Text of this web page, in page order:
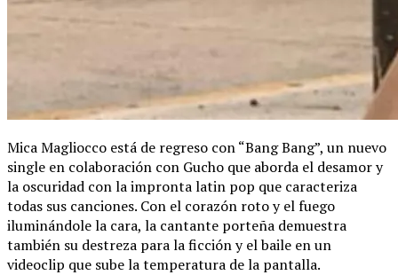
Mica Magliocco está de regreso con “Bang Bang”, un nuevo
single en colaboración con Gucho que aborda el desamor y
la oscuridad con la impronta latin pop que caracteriza
todas sus canciones. Con el corazón roto y el fuego
iluminándole la cara, la cantante porteña demuestra
también su destreza para la ficción y el baile en un
videoclip que sube la temperatura de la pantalla.